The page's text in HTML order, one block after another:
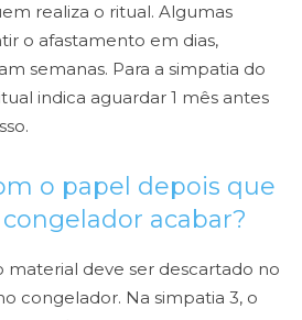
realiza o ritual. Algumas
o afastamento em dias,
semanas. Para a simpatia do
indica aguardar 1 mês antes
o papel depois que
acabar?
material deve ser descartado no
congelador. Na simpatia 3, o